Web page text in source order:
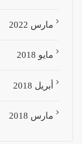
مارس 2022
مايو 2018
أبريل 2018
مارس 2018